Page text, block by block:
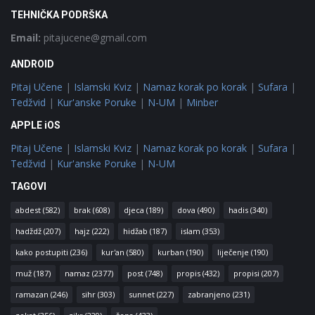
TEHNIČKA PODRŠKA
Email: pitajucene@gmail.com
ANDROID
Pitaj Učene | Islamski Kviz | Namaz korak po korak | Sufara |
Tedžvid | Kur'anske Poruke | N-UM | Minber
APPLE iOS
Pitaj Učene | Islamski Kviz | Namaz korak po korak | Sufara |
Tedžvid | Kur'anske Poruke | N-UM
TAGOVI
abdest (582) brak (608) djeca (189) dova (490) hadis (340)
hadždž (207) hajz (222) hidžab (187) islam (353)
kako postupiti (236) kur'an (580) kurban (190) liječenje (190)
muž (187) namaz (2377) post (748) propis (432) propisi (207)
ramazan (246) sihr (303) sunnet (227) zabranjeno (231)